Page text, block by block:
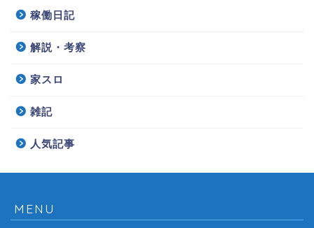
稼働日記
解説・考察
家スロ
雑記
人気記事
MENU